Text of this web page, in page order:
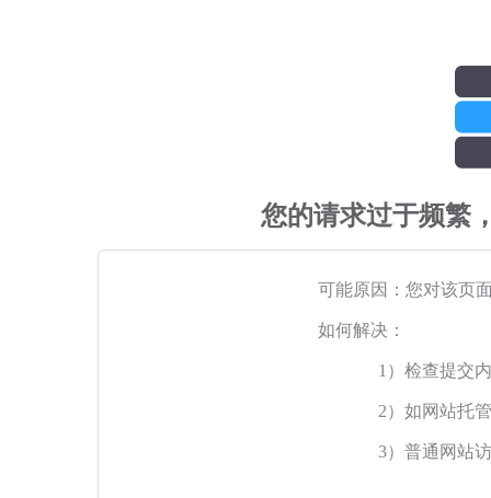
您的请求过于频繁
可能原因：您对该页
如何解决：
1）检查提交
2）如网站托
3）普通网站